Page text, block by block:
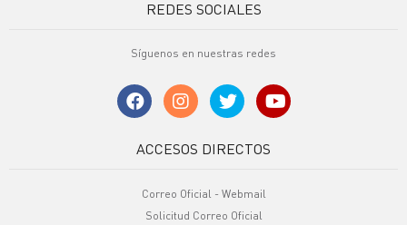
REDES SOCIALES
Síguenos en nuestras redes
ACCESOS DIRECTOS
Correo Oficial - Webmail
Solicitud Correo Oficial